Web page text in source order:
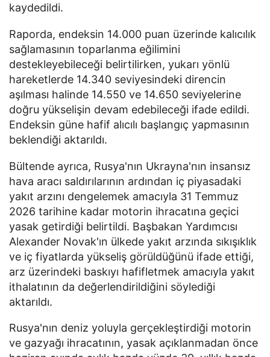
kaydedildi.
Raporda, endeksin 14.000 puan üzerinde kalıcılık
sağlamasının toparlanma eğilimini
destekleyebileceği belirtilirken, yukarı yönlü
hareketlerde 14.340 seviyesindeki direncin
aşılması halinde 14.550 ve 14.650 seviyelerine
doğru yükselişin devam edebileceği ifade edildi.
Endeksin güne hafif alıcılı başlangıç yapmasının
beklendiği aktarıldı.
Bültende ayrıca, Rusya'nın Ukrayna'nın insansız
hava aracı saldırılarının ardından iç piyasadaki
yakıt arzını dengelemek amacıyla 31 Temmuz
2026 tarihine kadar motorin ihracatına geçici
yasak getirdiği belirtildi. Başbakan Yardımcısı
Alexander Novak'ın ülkede yakıt arzında sıkışıklık
ve iç fiyatlarda yükseliş görüldüğünü ifade ettiği,
arz üzerindeki baskıyı hafifletmek amacıyla yakıt
ithalatının da değerlendirildiğini söylediği
aktarıldı.
Rusya'nın deniz yoluyla gerçekleştirdiği motorin
ve gazyağı ihracatının, yasak açıklanmadan önce